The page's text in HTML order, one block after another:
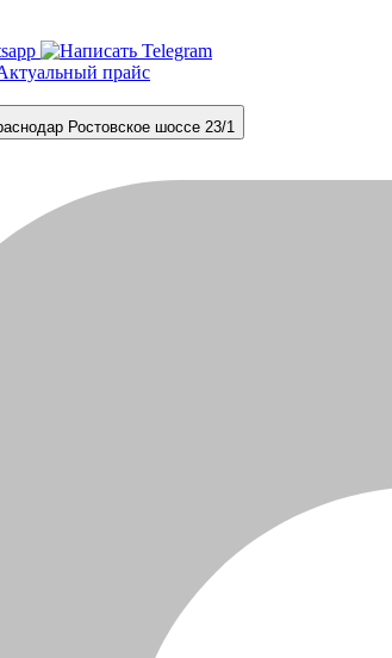
прайс
Ростовское шоссе 23/1